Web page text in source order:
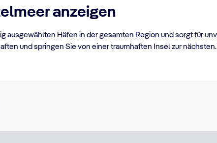
anzeigen
ausgewählten Häfen in der gesamten Region und sorgt für
und springen Sie von einer traumhaften Insel zur